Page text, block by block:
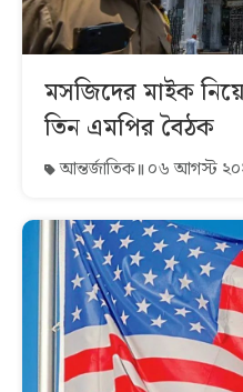
মসজিদের মাইক
তিন এমপির বৈঠক
আন্তর্জাতিক ০৬ আগস্ট